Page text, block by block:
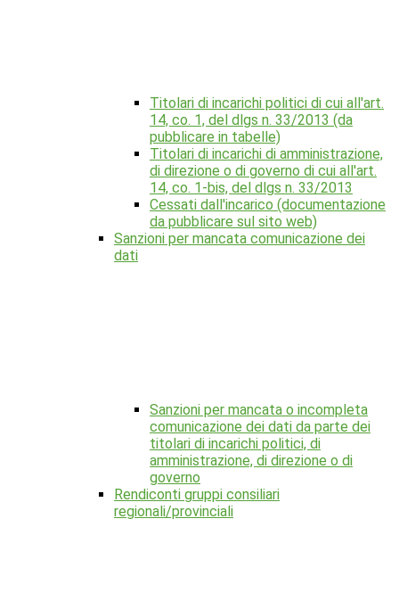
Titolari di incarichi politici di cui all'art.
14, co. 1, del dlgs n. 33/2013 (da
pubblicare in tabelle)
Titolari di incarichi di amministrazione,
di direzione o di governo di cui all'art.
14, co. 1-bis, del dlgs n. 33/2013
Cessati dall'incarico (documentazione
da pubblicare sul sito web)
Sanzioni per mancata comunicazione dei
dati
Sanzioni per mancata o incompleta
comunicazione dei dati da parte dei
titolari di incarichi politici, di
amministrazione, di direzione o di
governo
Rendiconti gruppi consiliari
regionali/provinciali